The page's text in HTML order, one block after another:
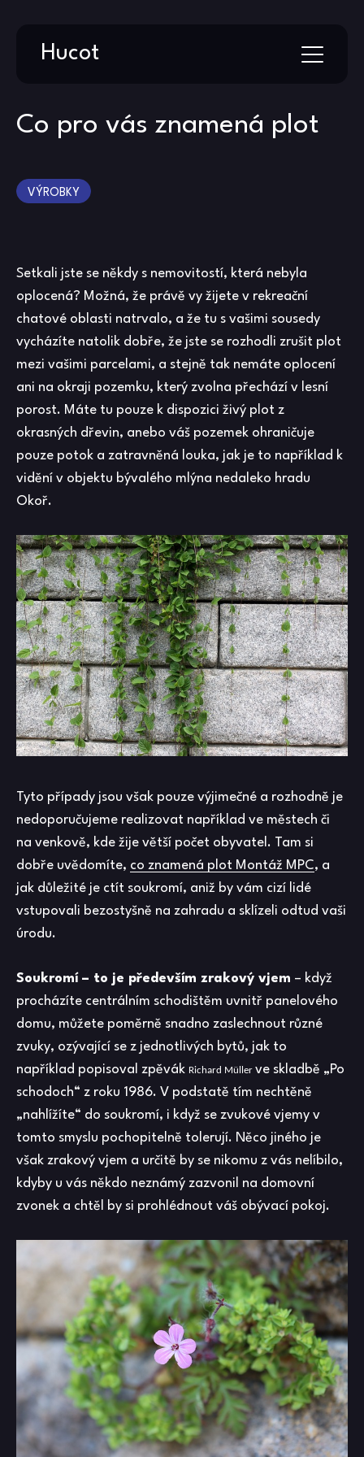
Hucot
Co pro vás znamená plot
VÝROBKY
Setkali jste se někdy s nemovitostí, která nebyla
oplocená? Možná, že právě vy žijete v rekreační
chatové oblasti natrvalo, a že tu s vašimi sousedy
vycházíte natolik dobře, že jste se rozhodli zrušit plot
mezi vašimi parcelami, a stejně tak nemáte oplocení
ani na okraji pozemku, který zvolna přechází v lesní
porost. Máte tu pouze k dispozici živý plot z
okrasných dřevin, anebo váš pozemek ohraničuje
pouze potok a zatravněná louka, jak je to například k
vidění v objektu bývalého mlýna nedaleko hradu
Okoř.
Tyto případy jsou však pouze výjimečné a rozhodně je
nedoporučujeme realizovat například ve městech či
na venkově, kde žije větší počet obyvatel. Tam si
dobře uvědomíte, co znamená plot Montáž MPC, a
jak důležité je ctít soukromí, aniž by vám cizí lidé
vstupovali bezostyšně na zahradu a sklízeli odtud vaši
úrodu.
Soukromí – to je především zrakový vjem – když
procházíte centrálním schodištěm uvnitř panelového
domu, můžete poměrně snadno zaslechnout různé
zvuky, ozývající se z jednotlivých bytů, jak to
například popisoval zpěvák Richard Mü ller ve skladbě „Po
schodoch“ z roku 1986. V podstatě tím nechtěně
„nahlížíte“ do soukromí, i když se zvukové vjemy v
tomto smyslu pochopitelně tolerují. Něco jiného je
však zrakový vjem a určitě by se nikomu z vás nelíbilo,
kdyby u vás někdo neznámý zazvonil na domovní
zvonek a chtěl by si prohlédnout váš obývací pokoj.